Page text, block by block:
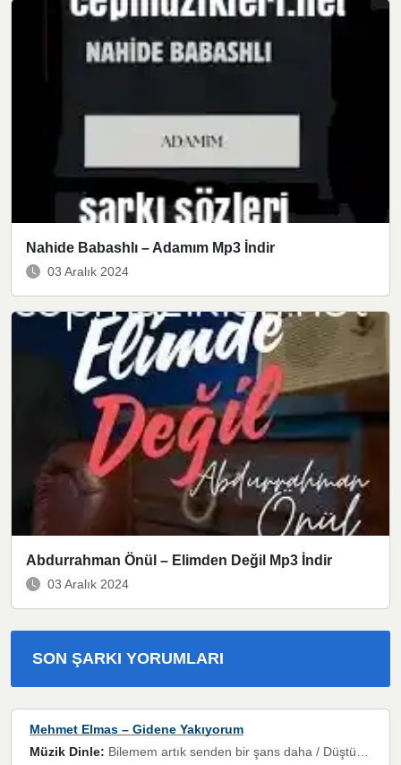
Nahide Babashlı – Adamım Mp3 İndir
03 Aralık 2024
Abdurrahman Önül – Elimden Değil Mp3 İndir
03 Aralık 2024
SON ŞARKI YORUMLARI
Mehmet Elmas – Gidene Yakıyorum
Müzik Dinle: Bilemem artık senden bir şans daha / Düştüğün zaman ben olmayacağım yanında” dizeleri, artık geçmişin tekrarına izin verilmeyeceğini, kişisel sınırların çizildiğini gösteriyor.